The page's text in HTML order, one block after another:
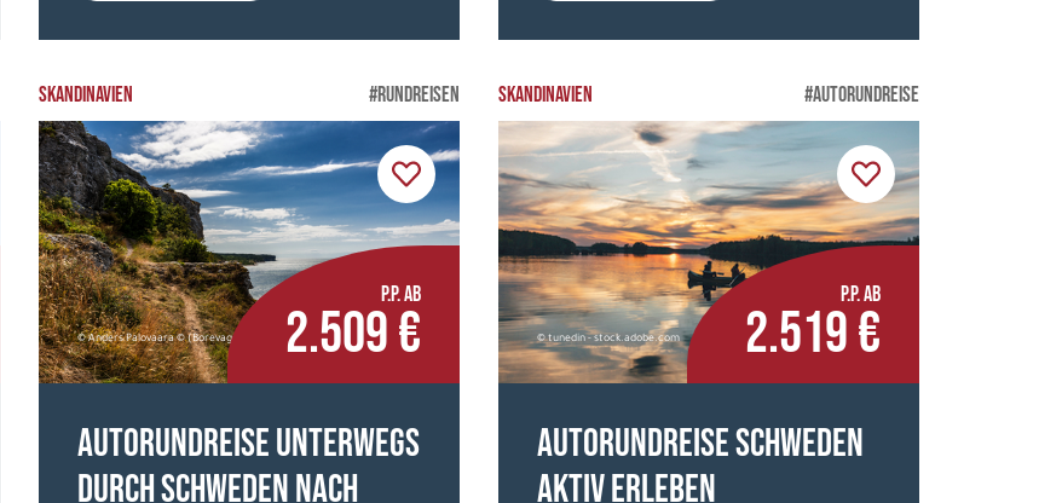
SKANDINAVIEN #RUNDREISEN
© Anders Palovaara © (Borevagen) 2015
P.P. AB
2.509 €
Autorundreise Unterwegs
durch Schweden nach
SKANDINAVIEN #AUTORUNDREISE
© tunedin - stock.adobe.com
P.P. AB
2.519 €
Autorundreise Schweden
aktiv erleben